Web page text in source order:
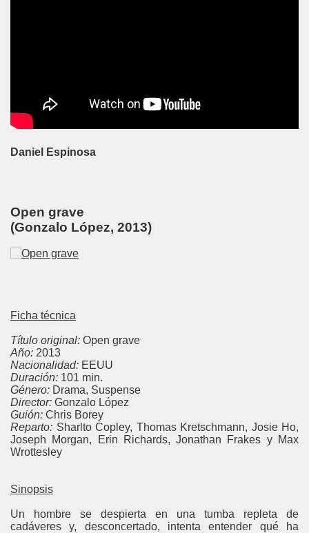
Daniel Espinosa
Open grave
(Gonzalo López, 2013)
Ficha técnica
Título original: Open grave
Año: 2013
Nacionalidad: EEUU
Duración: 101 min.
Género: Drama, Suspense
Director: Gonzalo López
Guión: Chris Borey
Reparto: Sharlto Copley, Thomas Kretschmann, Josie Ho,
Joseph Morgan, Erin Richards, Jonathan Frakes y Max
Wrottesley
Sinopsis
Un hombre se despierta en una tumba repleta de
cadáveres y, desconcertado, intenta entender qué ha